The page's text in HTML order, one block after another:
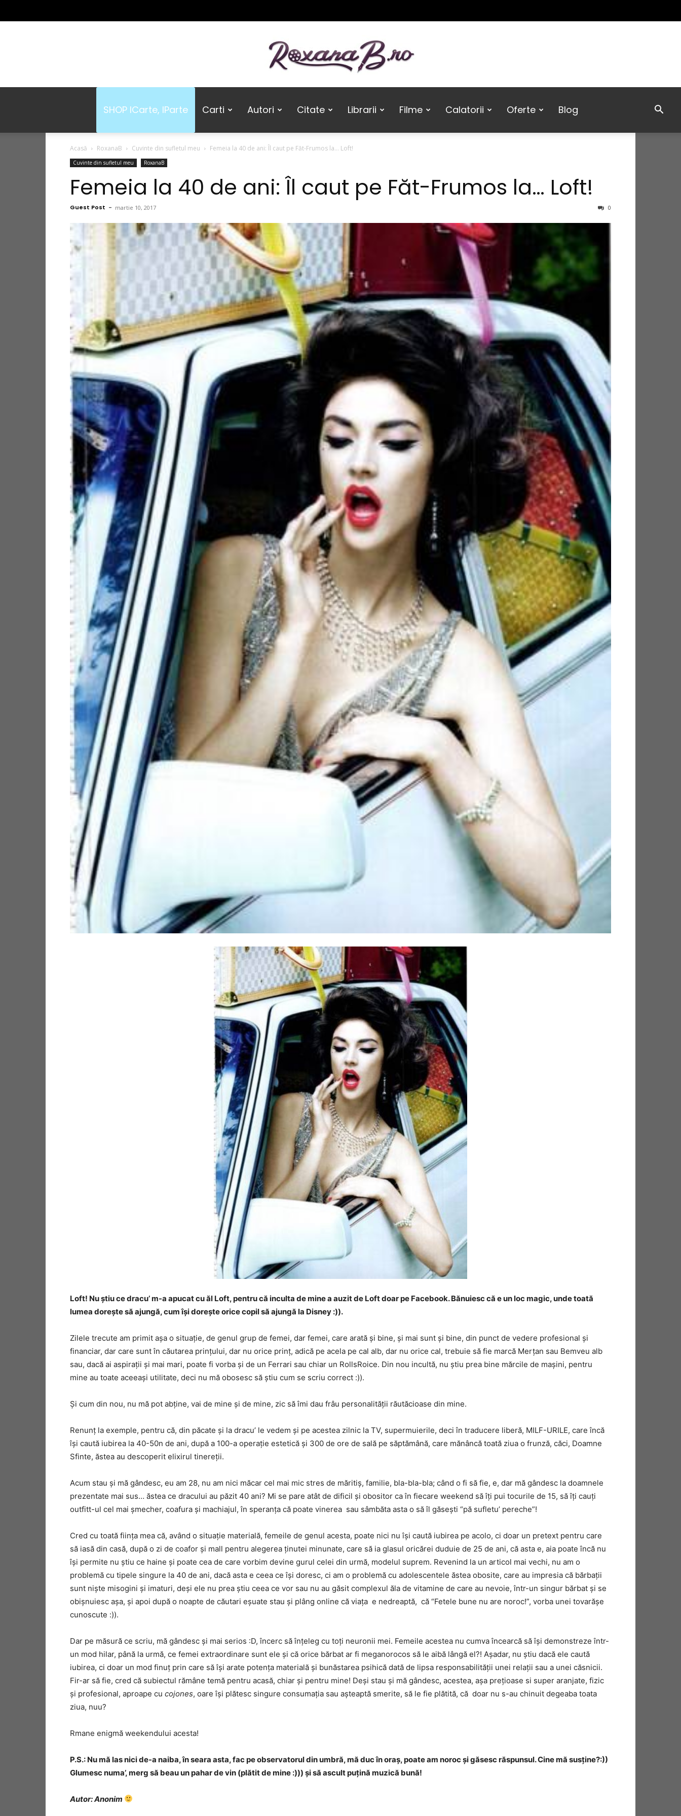
Roxana
SHOP ICarte, IParte Carti Autori Citate Librarii Filme Calatorii Oferte Blog
Acasă RoxanaB Cuvinte din sufletul meu Femeia la 40 de ani: Îl caut pe Făt-Frumos la… Loft!
Cuvinte din sufletul meu RoxanaB
Femeia la 40 de ani: Îl caut pe Făt-Frumos la… Loft!
Guest Post - martie 10, 2017 0
Loft! Nu știu ce dracu’ m-a apucat cu ăl Loft, pentru că inculta de mine a auzit de Loft doar pe Facebook. Bănuiesc că e un loc magic, unde toată
lumea dorește să ajungă, cum își dorește orice copil să ajungă la Disney :)).
Zilele trecute am primit așa o situație, de genul grup de femei, dar femei, care arată și bine, și mai sunt și bine, din punct de vedere profesional şi
financiar, dar care sunt în căutarea prințului, dar nu orice prinț, adică pe acela pe cal alb, dar nu orice cal, trebuie să fie marcă Merțan sau Bemveu alb
sau, dacă ai aspirații și mai mari, poate fi vorba și de un Ferrari sau chiar un RollsRoice. Din nou incultă, nu știu prea bine mărcile de mașini, pentru
mine au toate aceeași utilitate, deci nu mă obosesc să știu cum se scriu correct :)).
Și cum din nou, nu mă pot abține, vai de mine și de mine, zic să îmi dau frâu personalității răutăcioase din mine.
Renunț la exemple, pentru că, din păcate și la dracu’ le vedem și pe acestea zilnic la TV, supermuierile, deci în traducere liberă, MILF-URILE, care încă
își caută iubirea la 40-50n de ani, după a 100-a operație estetică și 300 de ore de sală pe săptămână, care mănâncă toată ziua o frunză, căci, Doamne
Sfinte, ăstea au descoperit elixirul tinereții.
Acum stau și mă gândesc, eu am 28, nu am nici măcar cel mai mic stres de măritiș, familie, bla-bla-bla; când o fi să fie, e, dar mă gândesc la doamnele
prezentate mai sus… ăstea ce dracului au păzit 40 ani? Mi se pare atât de dificil și obositor ca în fiecare weekend să îți pui tocurile de 15, să îți cauți
outfitt-ul cel mai șmecher, coafura și machiajul, în speranța că poate vinerea sau sâmbăta asta o să îl găsești “pă sufletu’ pereche”!
Cred cu toată ființa mea că, având o situație materială, femeile de genul acesta, poate nici nu își caută iubirea pe acolo, ci doar un pretext pentru care
să iasă din casă, după o zi de coafor și mall pentru alegerea ținutei minunate, care să ia glasul oricărei duduie de 25 de ani, că asta e, aia poate încă nu
își permite nu știu ce haine și poate cea de care vorbim devine gurul celei din urmă, modelul suprem. Revenind la un articol mai vechi, nu am o
problemă cu tipele singure la 40 de ani, dacă asta e ceea ce își doresc, ci am o problemă cu adolescentele ăstea obosite, care au impresia că bărbații
sunt niște misogini și imaturi, deși ele nu prea știu ceea ce vor sau nu au găsit complexul ăla de vitamine de care au nevoie, într-un singur bărbat și se
obișnuiesc așa, și apoi după o noapte de căutari eșuate stau și plâng online că viața e nedreaptă, că “Fetele bune nu are noroc!”, vorba unei tovarășe
cunoscute :)).
Dar pe măsură ce scriu, mă gândesc și mai serios :D, încerc să înțeleg cu toți neuronii mei. Femeile acestea nu cumva încearcă să își demonstreze într-
un mod hilar, până la urmă, ce femei extraordinare sunt ele și că orice bărbat ar fi meganorocos să le aibă lângă el?! Aşadar, nu știu dacă ele caută
iubirea, ci doar un mod finuț prin care să își arate potența materială și bunăstarea psihică dată de lipsa responsabilității unei relații sau a unei căsnicii.
Fir-ar să fie, cred că subiectul rămâne temă pentru acasă, chiar și pentru mine! Deși stau și mă gândesc, acestea, așa prețioase si super aranjate, fizic
și profesional, aproape cu cojones, oare își plătesc singure consumația sau așteaptă smerite, să le fie plătită, că doar nu s-au chinuit degeaba toata
ziua, nuu?
Rmane enigmă weekendului acesta!
P.S.: Nu mă las nici de-a naiba, în seara asta, fac pe observatorul din umbră, mă duc în oraș, poate am noroc și găsesc răspunsul. Cine mă susține?:))
Glumesc numa’, merg să beau un pahar de vin (plătit de mine :))) și să ascult puțină muzică bună!
Autor: Anonim